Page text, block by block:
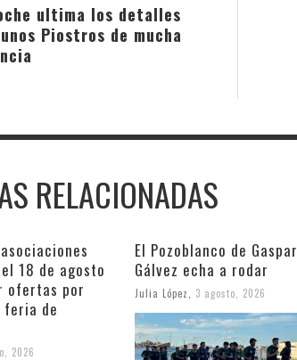
ultima los detalles
Piostros de mucha
RELACIONADAS
18 de agosto
ofertas por
feria de
2026
El Pozoblanco de Gaspar
Gálvez echa a rodar
Julia López 3 agosto, 2026